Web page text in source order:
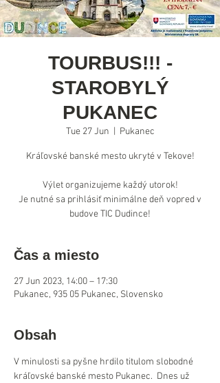
TOURBUS!!! -
STAROBYLÝ
PUKANEC
Tue 27 Jun Pukanec
Kráľovské banské mesto ukryté v Tekove!
Výlet organizujeme každý utorok!
Je nutné sa prihlásiť minimálne deň vopred v
Čas a miesto
27 Jun 2023, 14:00 – 17:30
Pukanec, 935 05 Pukanec, Slovensko
Obsah
V minulosti sa pyšne hrdilo titulom slobodné
kráľovské banské mesto Pukanec.  Dnes už